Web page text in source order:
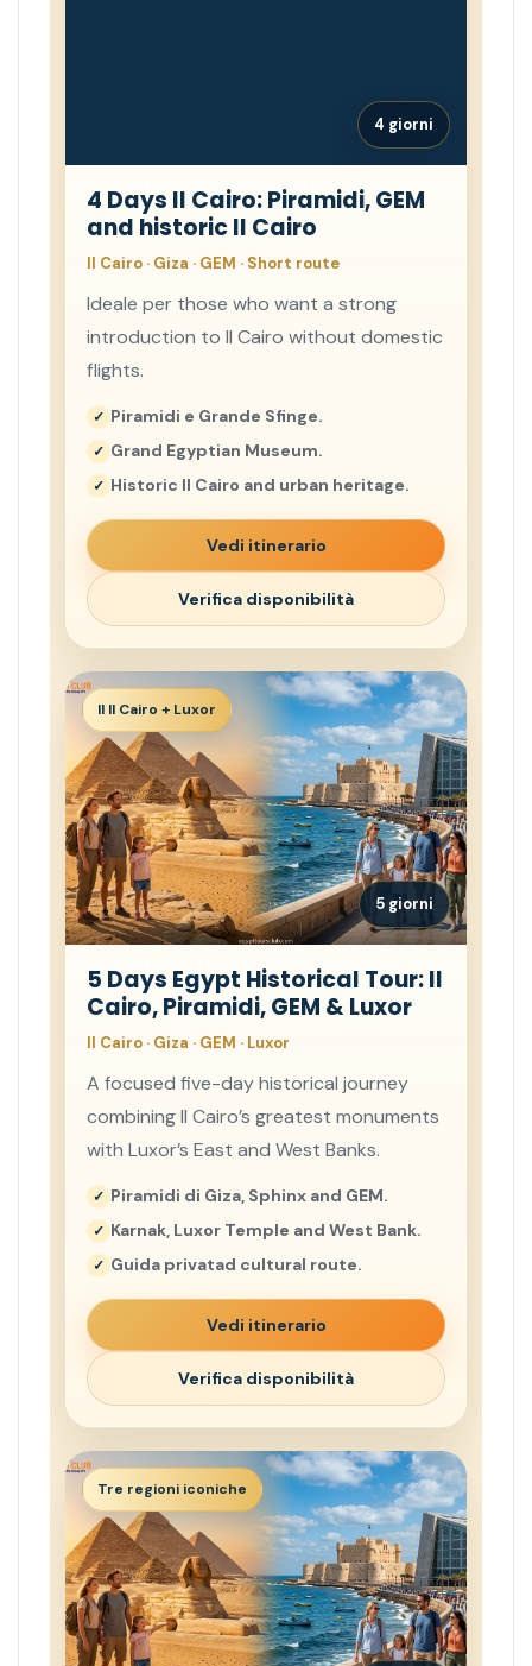
4 giorni
4 Days Il Cairo: Piramidi, GEM
and historic Il Cairo
Il Cairo · Giza · GEM · Short route
Ideale per those who want a strong
introduction to Il Cairo without domestic
flights.
Piramidi e Grande Sfinge.
Grand Egyptian Museum.
Historic Il Cairo and urban heritage.
Vedi itinerario
Verifica disponibilità
Il Il Cairo + Luxor
5 giorni
5 Days Egypt Historical Tour: Il
Cairo, Piramidi, GEM & Luxor
Il Cairo · Giza · GEM · Luxor
A focused five-day historical journey
combining Il Cairo’s greatest monuments
with Luxor’s East and West Banks.
Piramidi di Giza, Sphinx and GEM.
Karnak, Luxor Temple and West Bank.
Guida privatad cultural route.
Vedi itinerario
Verifica disponibilità
Tre regioni iconiche